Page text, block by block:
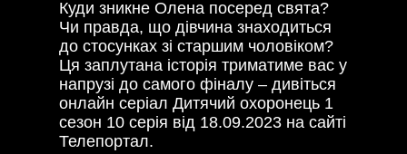
Куди зникне Олена посеред свята?
Чи правда, що дівчина знаходиться
до стосунках зі старшим чоловіком?
Ця заплутана історія триматиме вас у
напрузі до самого фіналу – дивіться
онлайн серіал Дитячий охоронець 1
сезон 10 серія від 18.09.2023 на сайті
Телепортал.